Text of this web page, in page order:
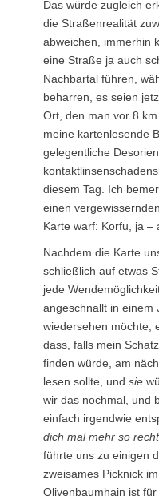
Das würde zugleich
die Straßenrealität
abweichen, immerhin
eine Straße ja auch
Nachbartal führen,
beharren, es seien
Ort, den man vor 8
meine kartenlesende
gelegentliche
diesem Tag. Ich
einen
Karte warf: Korfu, ja –
Nachdem die Karte
schließlich auf etwas
jede
angeschnallt in einem
wiedersehen möchte,
dass, falls mein
finden würde, am
lesen sollte, und sie
wir das nochmal, und
einfach irgendwie
dich mal mehr so
führte uns zu einigen
zweisames Picknick
Olivenbaumhain ist